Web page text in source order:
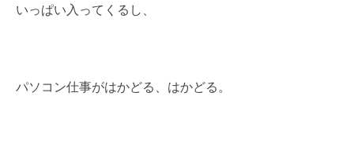
いっぱい入ってくるし、
パソコン仕事がはかどる、はかどる。